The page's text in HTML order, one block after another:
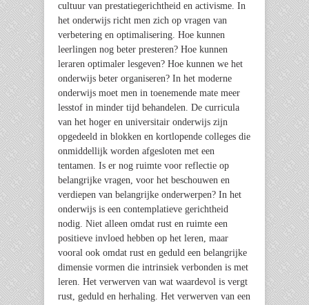
cultuur van prestatiegerichtheid en activisme. In
het onderwijs richt men zich op vragen van
verbetering en optimalisering. Hoe kunnen
leerlingen nog beter presteren? Hoe kunnen
leraren optimaler lesgeven? Hoe kunnen we het
onderwijs beter organiseren? In het moderne
onderwijs moet men in toenemende mate meer
lesstof in minder tijd behandelen. De curricula
van het hoger en universitair onderwijs zijn
opgedeeld in blokken en kortlopende colleges die
onmiddellijk worden afgesloten met een
tentamen. Is er nog ruimte voor reflectie op
belangrijke vragen, voor het beschouwen en
verdiepen van belangrijke onderwerpen? In het
onderwijs is een contemplatieve gerichtheid
nodig. Niet alleen omdat rust en ruimte een
positieve invloed hebben op het leren, maar
vooral ook omdat rust en geduld een belangrijke
dimensie vormen die intrinsiek verbonden is met
leren. Het verwerven van wat waardevol is vergt
rust, geduld en herhaling. Het verwerven van een